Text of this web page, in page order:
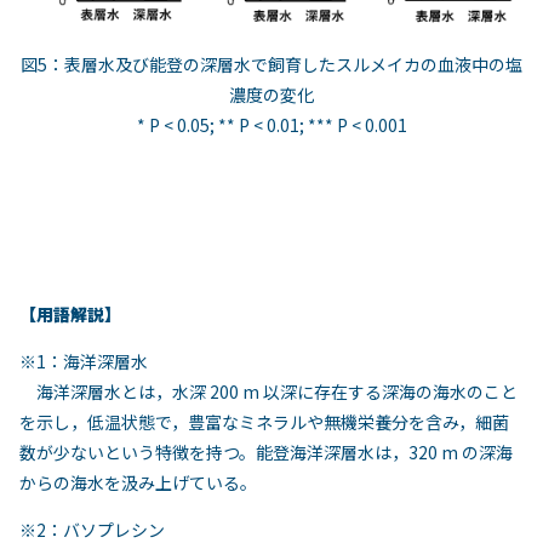
図5：表層水及び能登の深層水で飼育したスルメイカの血液中の塩
濃度の変化
* P < 0.05; ** P < 0.01; *** P < 0.001
【用語解説】
※1：海洋深層水
海洋深層水とは，水深 200 m 以深に存在する深海の海水のこと
を示し，低温状態で，豊富なミネラルや無機栄養分を含み，細菌
数が少ないという特徴を持つ。能登海洋深層水は，320 m の深海
からの海水を汲み上げている。
※2：バソプレシン